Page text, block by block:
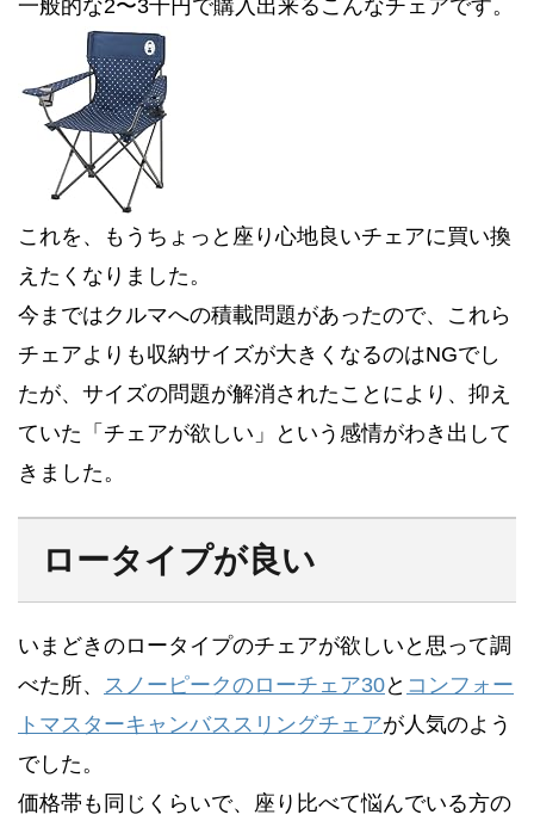
一般的な2〜3千円で購入出来るこんなチェアです。
これを、もうちょっと座り心地良いチェアに買い換
えたくなりました。
今まではクルマへの積載問題があったので、これら
チェアよりも収納サイズが大きくなるのはNGでし
たが、サイズの問題が解消されたことにより、抑え
ていた「チェアが欲しい」という感情がわき出して
きました。
ロータイプが良い
いまどきのロータイプのチェアが欲しいと思って調
べた所、 スノーピークのローチェア30と コンフォー
トマスターキャンバススリングチェアが人気のよう
でした。
価格帯も同じくらいで、座り比べて悩んでいる方の